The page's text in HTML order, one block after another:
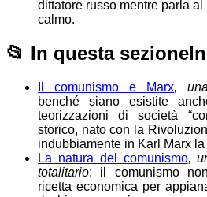
dittatore russo mentre parla
calmo.
📂 In questa sezione
Il comunismo e Marx,
benché siano esistite
teorizzazioni di società
storico, nato con la
indubbiamente in Karl Marx
La natura del comunismo,
totalitario: il comunismo
ricetta economica per